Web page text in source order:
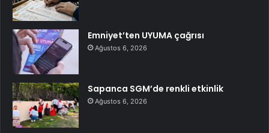
Emniyet’ten UYUMA çağrısı
Ağustos 6, 2026
Sapanca SGM’de renkli etkinlik
Ağustos 6, 2026